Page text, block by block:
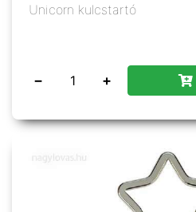
Unicorn kulcstartó
− +